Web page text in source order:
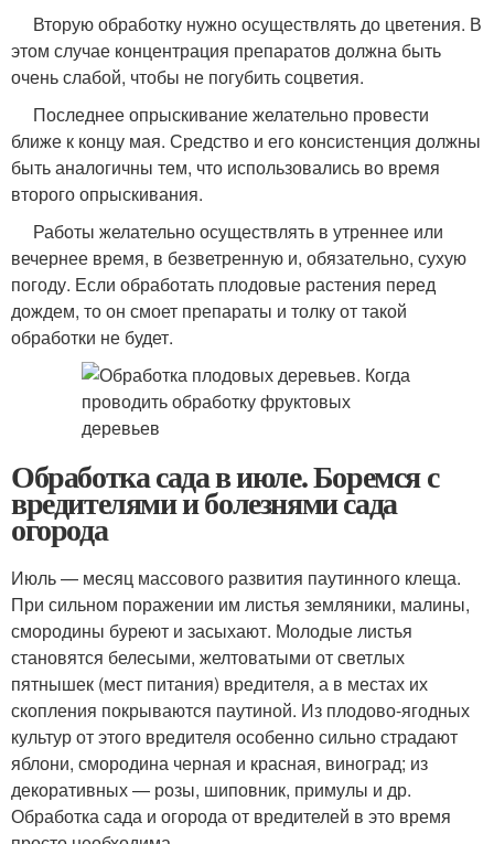
Вторую обработку нужно осуществлять до цветения. В
этом случае концентрация препаратов должна быть
очень слабой, чтобы не погубить соцветия.
Последнее опрыскивание желательно провести
ближе к концу мая. Средство и его консистенция должны
быть аналогичны тем, что использовались во время
второго опрыскивания.
Работы желательно осуществлять в утреннее или
вечернее время, в безветренную и, обязательно, сухую
погоду. Если обработать плодовые растения перед
дождем, то он смоет препараты и толку от такой
обработки не будет.
Обработка сада в июле. Боремся с
вредителями и болезнями сада
огорода
Июль — месяц массового развития паутинного клеща.
При сильном поражении им листья земляники, малины,
смородины буреют и засыхают. Молодые листья
становятся белесыми, желтоватыми от светлых
пятнышек (мест питания) вредителя, а в местах их
скопления покрываются паутиной. Из плодово-ягодных
культур от этого вредителя особенно сильно страдают
яблони, смородина черная и красная, виноград; из
декоративных — розы, шиповник, примулы и др.
Обработка сада и огорода от вредителей в это время